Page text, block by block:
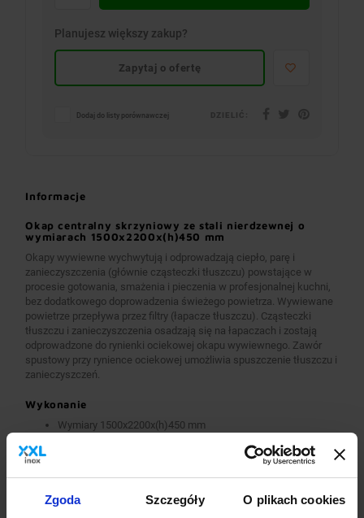
Zgoda Szczegóły O plikach cookies
Planujesz większy zakup?
Zapytaj o ofertę
Dodaj do listy porównawczej
Informacje
Okap centralny skrzyniowy ze stali nierdzewnej o
wymiarach 1500x2200x(h)450 mm
Okapy wywiewne wychwytują i odprowadzają ciepło, parę i
zanieczyszczenia (głównie cząsteczki tłuszczu) powstające w
procesie gotowania, smażenia i pieczenia w profesjonalnej kuchni,
bez dodatkowego doprowadzenia świeżego powietrza. Wywiewane
powietrze przepływa przez filtry (łapacze tłuszczu). Cząsteczki
tłuszczu i zanieczyszczenia osadzają się na łapaczach i zostają
odprowadzone do rynienki ociekowej okapu wywiewnego. Zawór
spustowy przy rynience ociekowej umożliwia spuszczenie tłuszczu i
zanieczyszczeń.
Wykonanie
Wymiary 1500x2200x(h)450 mm
Okapy wywiewne o wymiarach A>2600 mm wykonane są w
wersji łączonej (skręcanej) z dwóch lub więcej przelotowych
Okapy wyposażone są w system otworów i zawiesi